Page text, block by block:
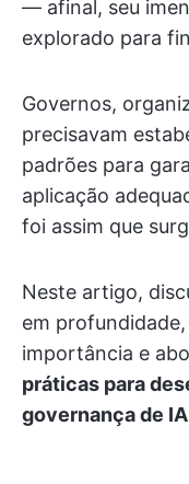
— afinal, seu
explorado para
Governos,
precisavam
padrões para
aplicação
foi assim que
Neste artigo,
em
importância e
práticas para
governança de IA